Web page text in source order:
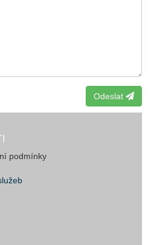
Odeslat
podmínky